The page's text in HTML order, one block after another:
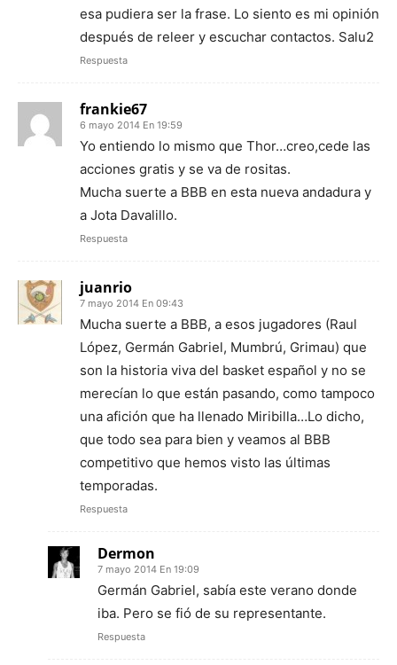
esa pudiera ser la frase. Lo siento es mi opinión
después de releer y escuchar contactos. Salu2
Respuesta
frankie67
6 mayo 2014 En 19:59
Yo entiendo lo mismo que Thor…creo,cede las
acciones gratis y se va de rositas.
Mucha suerte a BBB en esta nueva andadura y
a Jota Davalillo.
Respuesta
juanrio
7 mayo 2014 En 09:43
Mucha suerte a BBB, a esos jugadores (Raul
López, Germán Gabriel, Mumbrú, Grimau) que
son la historia viva del basket español y no se
merecían lo que están pasando, como tampoco
una afición que ha llenado Miribilla…Lo dicho,
que todo sea para bien y veamos al BBB
competitivo que hemos visto las últimas
temporadas.
Respuesta
Dermon
7 mayo 2014 En 19:09
Germán Gabriel, sabía este verano donde
iba. Pero se fió de su representante.
Respuesta